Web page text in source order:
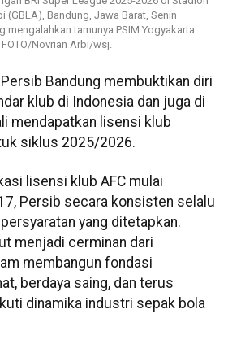
(GBLA), Bandung, Jawa Barat, Senin
mengalahkan tamunya PSIM Yogyakarta
Novrian Arbi/wsj.
Bandung membuktikan diri
klub di Indonesia dan juga di
mendapatkan lisensi klub
siklus 2025/2026.
lisensi klub AFC mulai
Persib secara konsisten selalu
yang ditetapkan.
menjadi cerminan dari
membangun fondasi
berdaya saing, dan terus
dinamika industri sepak bola